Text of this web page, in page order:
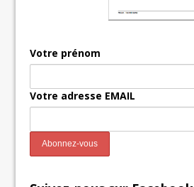
Votre prénom
Votre adresse EMAIL